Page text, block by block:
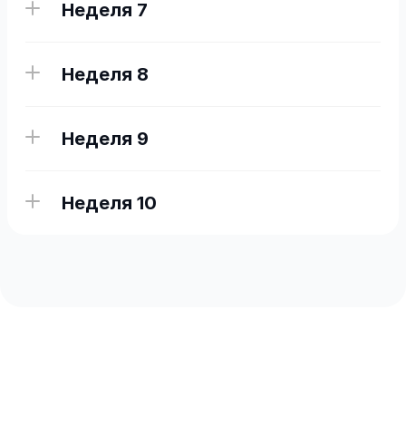
Неделя 7
Неделя 8
Неделя 9
Неделя 10